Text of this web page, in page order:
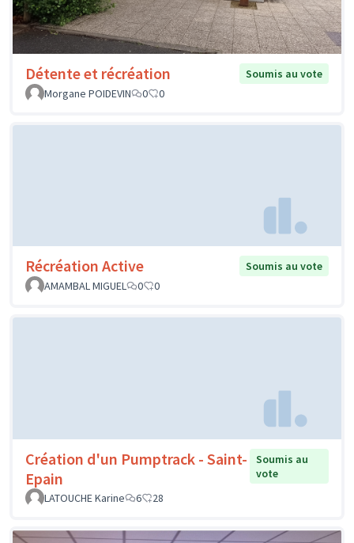
Détente et récréation
Soumis au vote
Morgane POIDEVIN
0 0
Récréation Active
Soumis au vote
AMAMBAL MIGUEL
0 0
Création d'un Pumptrack - Saint-
Epain
Soumis au
vote
LATOUCHE Karine
6 28